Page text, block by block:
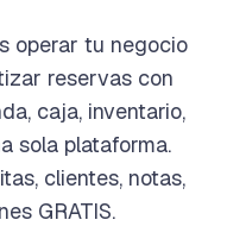
operar tu negocio
reservas con
caja, inventario,
sola plataforma.
clientes, notas,
GRATIS.